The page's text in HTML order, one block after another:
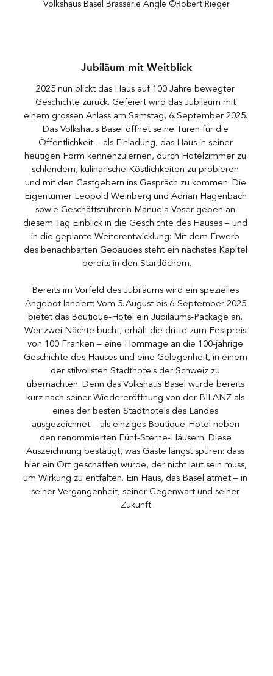
Volkshaus Basel Brasserie Angle ©Robert Rieger
Jubiläum mit Weitblick
2025 nun blickt das Haus auf 100 Jahre bewegter
Geschichte zurück. Gefeiert wird das Jubiläum mit
einem grossen Anlass am Samstag, 6. September 2025.
Das Volkshaus Basel öffnet seine Türen für die
Öffentlichkeit – als Einladung, das Haus in seiner
heutigen Form kennenzulernen, durch Hotelzimmer zu
schlendern, kulinarische Köstlichkeiten zu probieren
und mit den Gastgebern ins Gespräch zu kommen. Die
Eigentümer Leopold Weinberg und Adrian Hagenbach
sowie Geschäftsführerin Manuela Voser geben an
diesem Tag Einblick in die Geschichte des Hauses – und
in die geplante Weiterentwicklung: Mit dem Erwerb
des benachbarten Gebäudes steht ein nächstes Kapitel
bereits in den Startlöchern.
Bereits im Vorfeld des Jubiläums wird ein spezielles
Angebot lanciert: Vom 5. August bis 6. September 2025
bietet das Boutique-Hotel ein Jubiläums-Package an.
Wer zwei Nächte bucht, erhält die dritte zum Festpreis
von 100 Franken – eine Hommage an die 100-jährige
Geschichte des Hauses und eine Gelegenheit, in einem
der stilvollsten Stadthotels der Schweiz zu
übernachten. Denn das Volkshaus Basel wurde bereits
kurz nach seiner Wiedereröffnung von der BILANZ als
eines der besten Stadthotels des Landes
ausgezeichnet – als einziges Boutique-Hotel neben
den renommierten Fünf-Sterne-Häusern. Diese
Auszeichnung bestätigt, was Gäste längst spüren: dass
hier ein Ort geschaffen wurde, der nicht laut sein muss,
um Wirkung zu entfalten. Ein Haus, das Basel atmet – in
seiner Vergangenheit, seiner Gegenwart und seiner
Zukunft.